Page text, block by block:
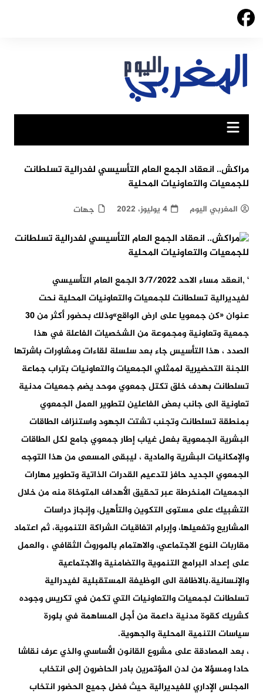
Skip
مراكش.. انعقاد الجمع العام التأسيسي لفدرالية تسلطانت
للجمعيات والتعاونيات المحلية
المغربي اليوم 4 يوليوز، 2022 جهات
‘ ,انعقد مساء الاحد 3/7/2022 الجمع العام التأسيسي
لفيديرالية تسلطانت للجمعيات والتعاونيات المحلية نحت
عنوان «كن جمعويا على ارض الواقع»وذلك بحضور أكثر من 30
جمعية وتعاونية ومجموعة من الشخصيات الفاعلة في هذا
الصدد ، هذا التأسيس جاء بعد سلسلة لقاءات ومشاورات باشرتها
اللجنة التحضيرية لممثلي الجمعيات والتعاونيات بتراب جماعة
تسلطانت بهدف خلق تكتل جمعوي موحد يضم جمعيات مدنية
تعاونية الى جانب بعض الفاعلين لتطوير العمل الجمعوي
بمنطقة تسلطانت وتجنب تشتت الجهود واستنزاف الطاقات
البشرية الجمعوية بفعل غياب إطار جمعوي جامع لكل الطاقات
والإمكانيات البشرية والمادية ، ليبقى المسعى من هذا التوجه
الجمعوي الجديد حافز لتدعيم القدرات الذاتية وتطوير مهارات
الجمعيات المنخرطة عبر تحقيق الأهداف المتوخاة منه من خلال
التشبيك على مستوى التكوين والتأهيل، وإنجاز دراسات
المشاريع وتفعيلها، وإبرام اتفاقيات الشراكة التنموية، ثم اعتماد
مقاربات النوع الاجتماعي، والاهتمام بالموروث الثقافي ، والعمل
على إعداد البرامج التنموية والتضامنية والاجتماعية
والإنسانية.بالاظافة الى الوظيفة المستقبلية لفيدرالية
تسلطانت لجمعيات والتعاونيات التي تكمن في تكريس وجوده
كشريك كقوة مدنية داعمة من أجل المساهمة في بلورة
سياسات التنمية المحلية والجهوية.
، بعد المصادقة على مشروع القانون الأساسي والذي عرف نقاشا
حادا ومسؤلا من لدن المؤتمرين بادر الحاضرون إلى انتخاب
المجلس الإداري للفيديرالية حيث فضل جميع الحضور انتخاب